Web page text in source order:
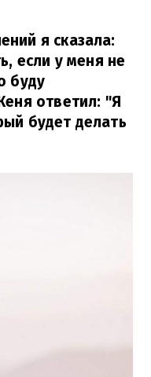
я сказала:
если у меня не
буду
ответил: "Я
будет делать